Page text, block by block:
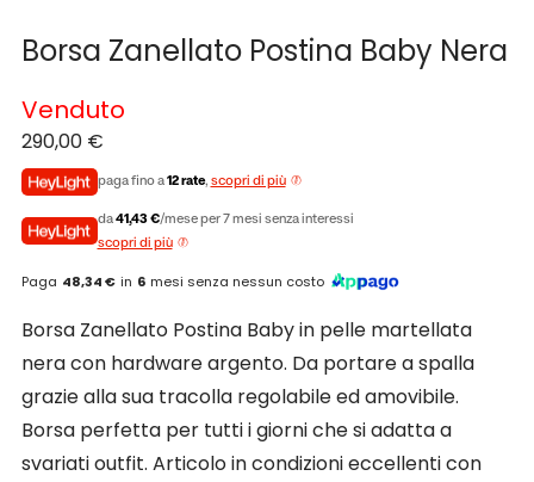
Borsa Zanellato Postina Baby Nera
290,00 €
paga fino a12 rate, scopri di più
da41,43 €/mese per 7 mesi senza interessi
scopri di più
Paga 48,34 € in 6 mesi senza nessun costo
Venduto
Borsa Zanellato Postina Baby in pelle martellata
nera con hardware argento. Da portare a spalla
grazie alla sua tracolla regolabile ed amovibile.
Borsa perfetta per tutti i giorni che si adatta a
svariati outfit. Articolo in condizioni eccellenti con